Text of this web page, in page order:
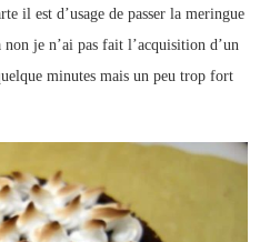
il est d’usage de passer la meringue
je n’ai pas fait l’acquisition d’un
minutes mais un peu trop fort